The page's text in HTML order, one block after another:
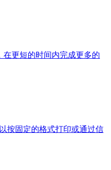
更短的时间内完成更多的
按固定的格式打印或通过信